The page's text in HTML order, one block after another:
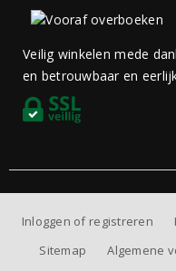
Veilig winkelen mede
en betrouwbaar en
Inloggen of registreren
Sitemap
Algemene